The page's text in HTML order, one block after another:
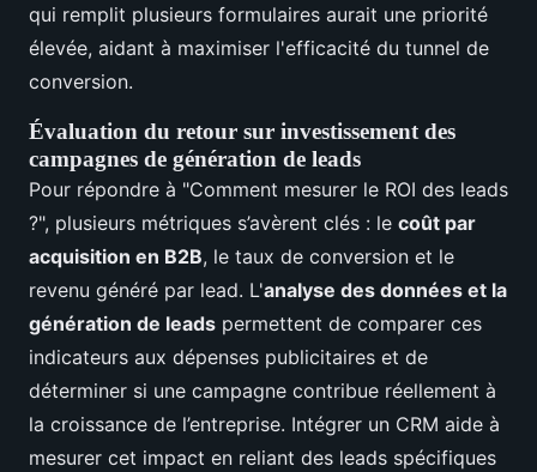
qui remplit plusieurs formulaires aurait une priorité
élevée, aidant à maximiser l'efficacité du tunnel de
conversion.
Évaluation du retour sur investissement des
campagnes de génération de leads
Pour répondre à "Comment mesurer le ROI des leads
?", plusieurs métriques s’avèrent clés : le coût par
acquisition en B2B, le taux de conversion et le
revenu généré par lead. L'analyse des données et la
génération de leads permettent de comparer ces
indicateurs aux dépenses publicitaires et de
déterminer si une campagne contribue réellement à
la croissance de l’entreprise. Intégrer un CRM aide à
mesurer cet impact en reliant des leads spécifiques